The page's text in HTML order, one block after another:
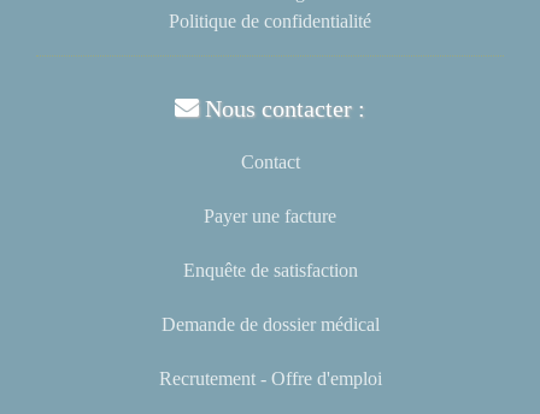
Politique de confidentialité
Nous contacter :
Contact
Payer une facture
Enquête de satisfaction
Demande de dossier médical
Recrutement - Offre d'emploi